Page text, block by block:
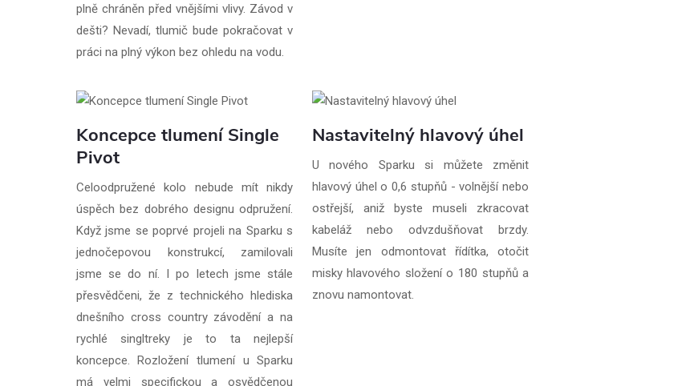
plně chráněn před vnějšími vlivy. Závod v
dešti? Nevadí, tlumič bude pokračovat v
práci na plný výkon bez ohledu na vodu.
Koncepce tlumení Single
Pivot
Celoodpružené kolo nebude mít nikdy
úspěch bez dobrého designu odpružení.
Když jsme se poprvé projeli na Sparku s
jednočepovou konstrukcí, zamilovali
jsme se do ní. I po letech jsme stále
přesvědčeni, že z technického hlediska
dnešního cross country závodění a na
rychlé singltreky je to ta nejlepší
koncepce. Rozložení tlumení u Sparku
má velmi specifickou a osvědčenou
Nastavitelný hlavový úhel
U nového Sparku si můžete změnit
hlavový úhel o 0,6 stupňů - volnější nebo
ostřejší, aniž byste museli zkracovat
kabeláž nebo odvzdušňovat brzdy.
Musíte jen odmontovat řídítka, otočit
misky hlavového složení o 180 stupňů a
znovu namontovat.